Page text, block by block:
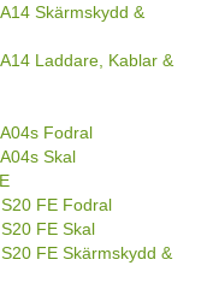
Skärmskydd &
Laddare, Kablar &
Fodral
Skal
FE Fodral
FE Skal
FE Skärmskydd &